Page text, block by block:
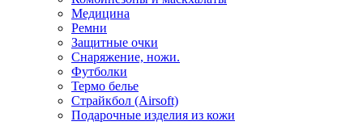
Медицина
Ремни
Защитные очки
Снаряжение, ножи.
Футболки
Термо белье
Страйкбол (Airsoft)
Подарочные изделия из кожи